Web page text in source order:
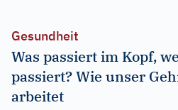
Gesundheit
Was passiert im Kopf,
passiert? Wie unser
arbeitet